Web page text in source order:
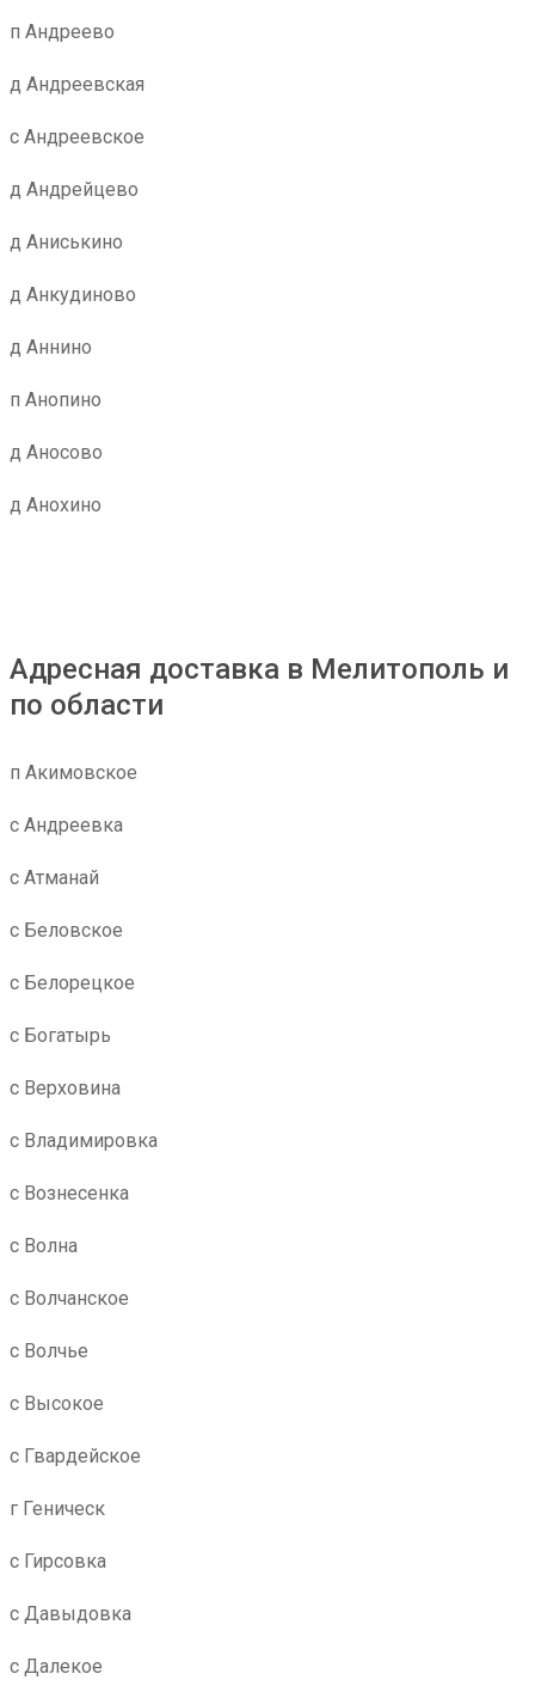
п Андреево
д Андреевская
с Андреевское
д Андрейцево
д Аниськино
д Анкудиново
д Аннино
п Анопино
д Аносово
д Анохино
Адресная доставка в Мелитополь и
по области
п Акимовское
с Андреевка
с Атманай
с Беловское
с Белорецкое
с Богатырь
с Верховина
с Владимировка
с Вознесенка
с Волна
с Волчанское
с Волчье
с Высокое
с Гвардейское
г Геническ
с Гирсовка
с Давыдовка
с Далекое